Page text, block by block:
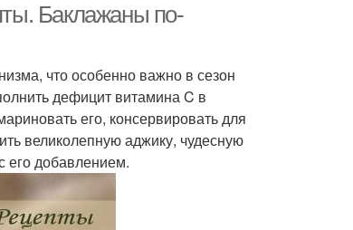
Баклажаны по-
что особенно важно в сезон
дефицит витамина C в
его, консервировать для
великолепную аджику, чудесную
его добавлением.